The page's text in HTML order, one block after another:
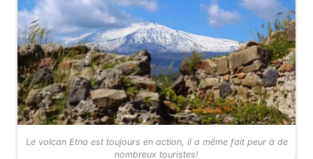
Le volcan Etna est toujours en action, il a même fait peur à de
nombreux touristes!